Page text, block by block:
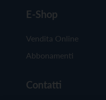
E-Shop
Vendita Online
Abbonamenti
Contatti